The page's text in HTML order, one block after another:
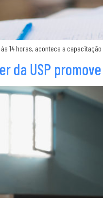
às 14 horas, acontece a
da USP